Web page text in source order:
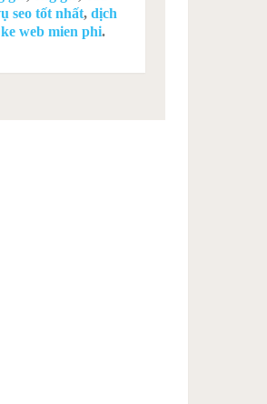
seo tốt nhất,dịch
web mien phi.